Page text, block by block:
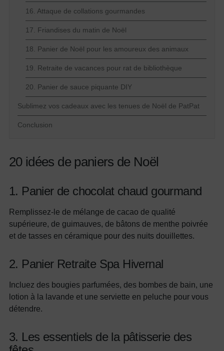
16. Attaque de collations gourmandes
17. Friandises du matin de Noël
18. Panier de Noël pour les amoureux des animaux
19. Retraite de vacances pour rat de bibliothèque
20. Panier de sauce piquante DIY
Sublimez vos cadeaux avec les tenues de Noël de PatPat
Conclusion
20 idées de paniers de Noël
1. Panier de chocolat chaud gourmand
Remplissez-le de mélange de cacao de qualité
supérieure, de guimauves, de bâtons de menthe poivrée
et de tasses en céramique pour des nuits douillettes.
2. Panier Retraite Spa Hivernal
Incluez des bougies parfumées, des bombes de bain, une
lotion à la lavande et une serviette en peluche pour vous
détendre.
3. Les essentiels de la pâtisserie des